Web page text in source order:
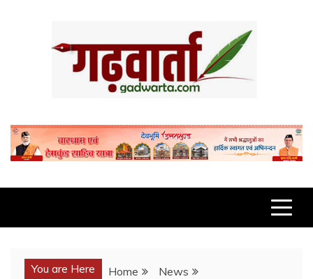
You are Here Home
News